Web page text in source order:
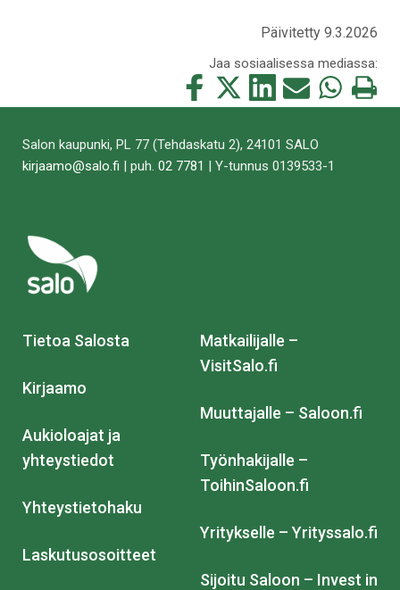
Päivitetty 9.3.2026
Jaa sosiaalisessa mediassa:
Jaa
tämä
Jaa
tämä
Jaa
tämä
Jaa
tämä
Jaa
tämä
Tulosta
tämä
Salon kaupunki, PL 77 (Tehdaskatu 2), 24101 SALO
kirjaamo@salo.fi | puh. 02 7781 | Y-tunnus 0139533-1
Tietoa Salosta
Kirjaamo
Aukioloajat ja
yhteystiedot
Yhteystietohaku
Laskutusosoitteet
Matkailijalle –
VisitSalo.fi
Muuttajalle – Saloon.fi
Työnhakijalle –
ToihinSaloon.fi
Yritykselle – Yrityssalo.fi
Sijoitu Saloon – Invest in